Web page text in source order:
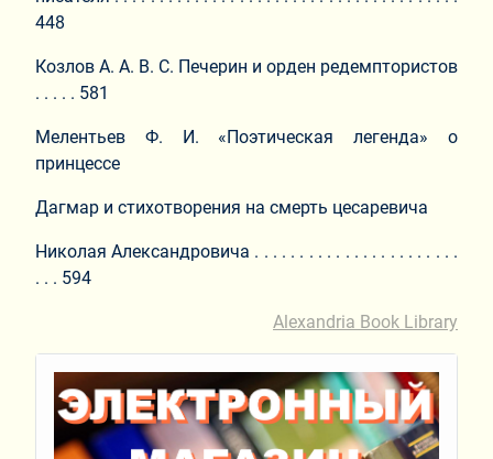
448
Козлов А. А. В. С. Печерин и орден редемптористов
. . . . . 581
Мелентьев Ф. И. «Поэтическая легенда» о
принцессе
Дагмар и стихотворения на смерть цесаревича
Николая Александровича . . . . . . . . . . . . . . . . . . . . . . .
. . . 594
Alexandria Book Library